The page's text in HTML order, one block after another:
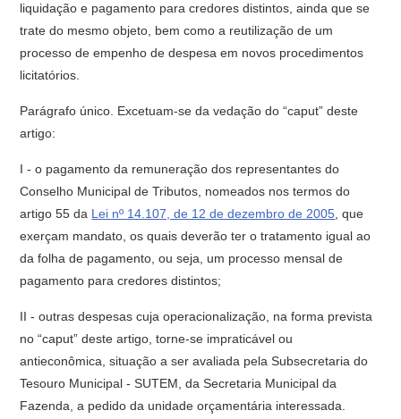
liquidação e pagamento para credores distintos, ainda que se
trate do mesmo objeto, bem como a reutilização de um
processo de empenho de despesa em novos procedimentos
licitatórios.
Parágrafo único. Excetuam-se da vedação do “caput” deste
artigo:
I - o pagamento da remuneração dos representantes do
Conselho Municipal de Tributos, nomeados nos termos do
artigo 55 da Lei nº 14.107, de 12 de dezembro de 2005 , que
exerçam mandato, os quais deverão ter o tratamento igual ao
da folha de pagamento, ou seja, um processo mensal de
pagamento para credores distintos;
II - outras despesas cuja operacionalização, na forma prevista
no “caput” deste artigo, torne-se impraticável ou
antieconômica, situação a ser avaliada pela Subsecretaria do
Tesouro Municipal - SUTEM, da Secretaria Municipal da
Fazenda, a pedido da unidade orçamentária interessada.